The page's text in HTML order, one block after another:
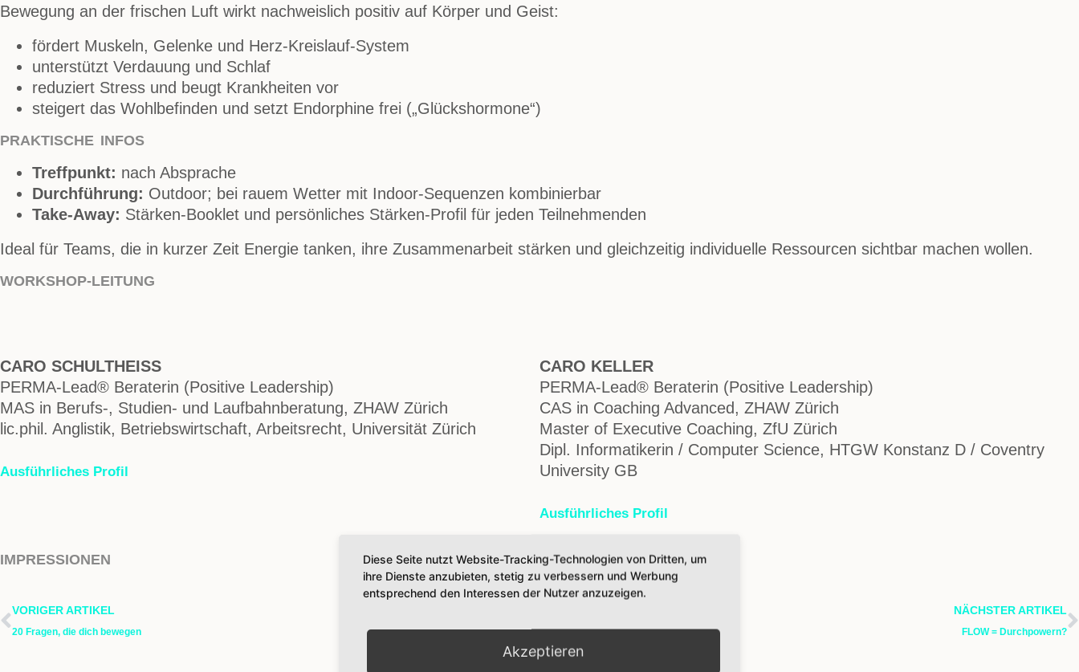
Bewegung an der frischen Luft wirkt nachweislich positiv auf Körper und Geist:
fördert Muskeln, Gelenke und Herz-Kreislauf-System
unterstützt Verdauung und Schlaf
reduziert Stress und beugt Krankheiten vor
steigert das Wohlbefinden und setzt Endorphine frei („Glückshormone“)
PRAKTISCHE INFOS
Treffpunkt: nach Absprache
Durchführung: Outdoor; bei rauem Wetter mit Indoor-Sequenzen kombinierbar
Take-Away: Stärken-Booklet und persönliches Stärken-Profil für jeden Teilnehmenden
Ideal für Teams, die in kurzer Zeit Energie tanken, ihre Zusammenarbeit stärken und gleichzeitig individuelle Ressourcen sichtbar machen wollen.
WORKSHOP-LEITUNG
CARO SCHULTHEISS
PERMA-Lead® Beraterin (Positive Leadership)
MAS in Berufs-, Studien- und Laufbahnberatung, ZHAW Zürich
lic.phil. Anglistik, Betriebswirtschaft, Arbeitsrecht, Universität Zürich
Ausführliches Profil
CARO KELLER
PERMA-Lead® Beraterin (Positive Leadership)
CAS in Coaching Advanced, ZHAW Zürich
Master of Executive Coaching, ZfU Zürich
Dipl. Informatikerin / Computer Science, HTGW Konstanz D / Coventry
University GB
Ausführliches Profil
IMPRESSIONEN
VORIGER ARTIKEL
20 Fragen, die dich bewegen
NÄCHSTER ARTIKEL
FLOW = Durchpowern?
Diese Seite nutzt Website-Tracking-Technologien von Dritten, um
ihre Dienste anzubieten, stetig zu verbessern und Werbung
entsprechend den Interessen der Nutzer anzuzeigen.
Akzeptieren